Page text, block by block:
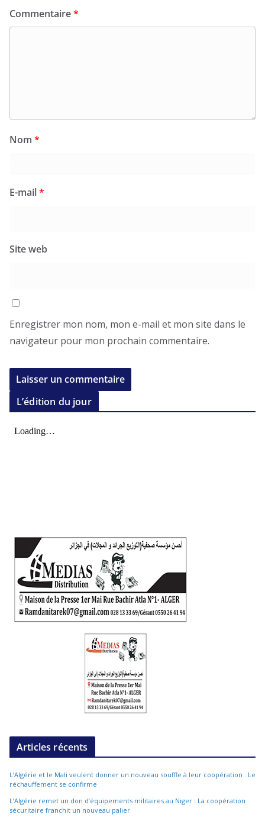
Commentaire*
Nom *
E-mail*
Site web
Enregistrer mon nom, mon e-mail et mon site dans le
navigateur pour mon prochain commentaire.
L’édition du jour
Articles récents
L’Algérie et le Mali veulent donner un nouveau souffle à leur coopération : Le
réchauffement se confirme
L’Algérie remet un don d’équipements militaires au Niger : La coopération
sécuritaire franchit un nouveau palier